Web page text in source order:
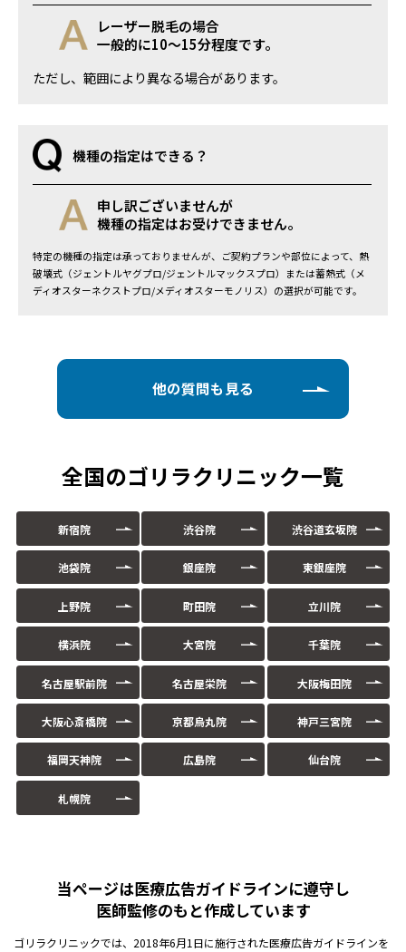
レーザー脱毛の場合
一般的に10～15分程度です。
ただし、範囲により異なる場合があります。
機種の指定はできる？
申し訳ございませんが
機種の指定はお受けできません。
特定の機種の指定は承っておりませんが、ご契約プランや部位によって、熱
破壊式（ジェントルヤグプロ/ジェントルマックスプロ）または蓄熱式（メ
ディオスターネクストプロ/メディオスターモノリス）の選択が可能です。
他の質問も見る
全国のゴリラクリニック一覧
新宿院 渋谷院 渋谷道玄坂院
池袋院 銀座院 東銀座院
上野院 町田院 立川院
横浜院 大宮院 千葉院
名古屋駅前院 名古屋栄院 大阪梅田院
大阪心斎橋院 京都烏丸院 神戸三宮院
福岡天神院 広島院 仙台院
札幌院
当ページは医療広告ガイドラインに遵守し
医師監修のもと作成しています
ゴリラクリニックでは、2018年6月1日に施行された医療広告ガイドラインを